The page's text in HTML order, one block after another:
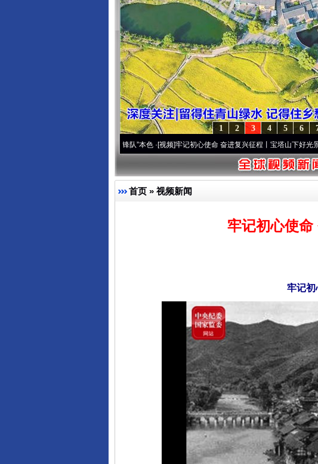
6
5
4
3
2
1
·[视频]牢记初心使命 奋进复兴征程丨宝塔山下好光景..·[视频]因
首页 » 视频新闻
牢记初心使命
牢记初